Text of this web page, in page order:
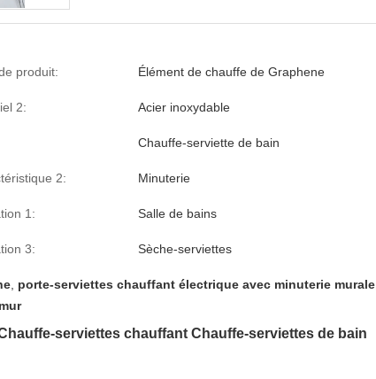
produit: Élément de chauffe de Graphene
2: Acier inoxydable
Chauffe-serviette de bain
2: Minuterie
1: Salle de bains
3: Sèche-serviettes
porte-serviettes chauffant électrique avec minuterie murale
serviettes chauffant Chauffe-serviettes de bain